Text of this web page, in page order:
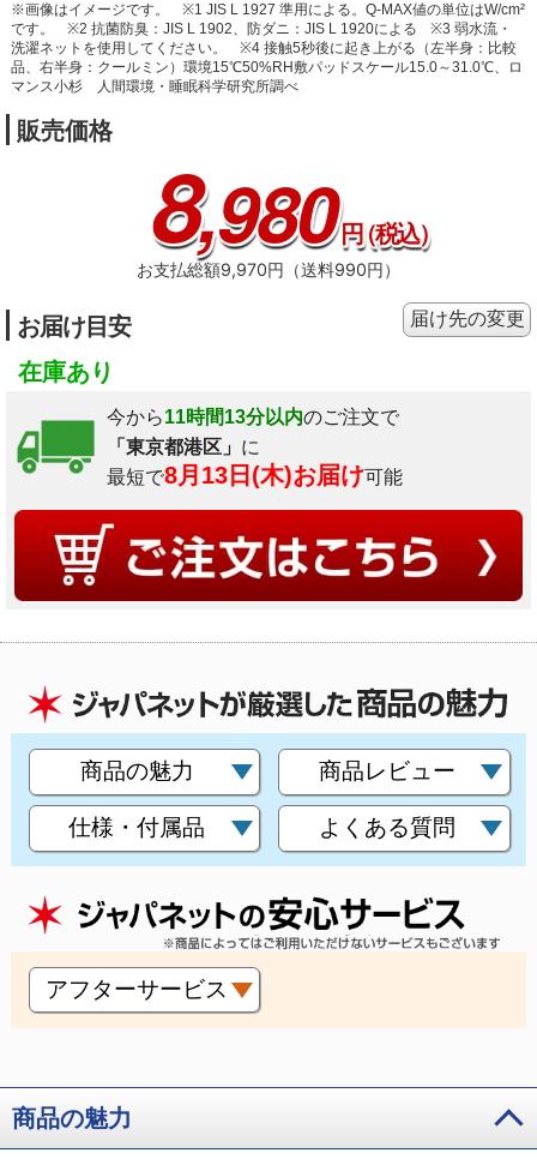
※画像はイメージです。
※1 JIS L 1927 準用による。Q-MAX値の単位はW/cm²
です。
※2 抗菌防臭：JIS L 1902、防ダニ：JIS L 1920による
※3 弱水流・
洗濯ネットを使用してください。
※4 接触5秒後に起き上がる（左半身：比較
品、右半身：クールミン）環境15℃50%RH敷パッドスケール15.0～31.0℃、ロ
マンス小杉 人間環境・睡眠科学研究所調べ
販売価格
8,980円（税込）
お支払総額9,970円（送料990円）
お届け目安
在庫あり
今から11時間13分以内のご注文で
「東京都港区」 に
最短で8月13日(木)お届け可能
届け先の変更
商品の魅力 商品レビュー
仕様・付属品 よくある質問
アフターサービス
商品の魅力